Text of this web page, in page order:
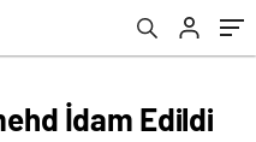
İdam Edildi